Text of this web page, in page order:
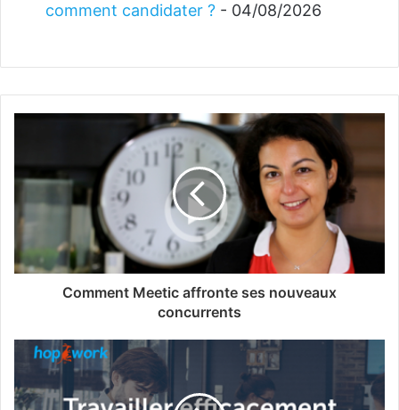
comment candidater ? - 04/08/2026
Comment Meetic affronte ses nouveaux
concurrents